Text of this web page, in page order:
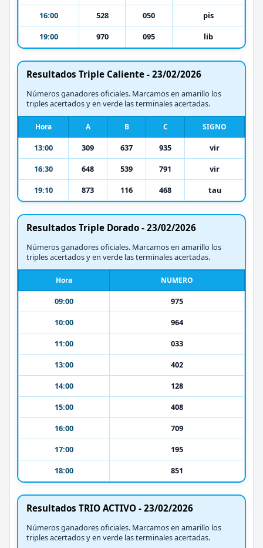
16:00
528 050
pis
19:00
970 095 lib
Resultados Triple Caliente - 23/02/2026
Números ganadores oficiales. Marcamos en amarillo los
triples acertados y en verde las terminales acertadas.
Hora A B C SIGNO
13:00 309 637 935
vir
16:30
648 539 791
vir
19:10
873 116 468 tau
Resultados Triple Dorado - 23/02/2026
Números ganadores oficiales. Marcamos en amarillo los
triples acertados y en verde las terminales acertadas.
Hora NUMERO
09:00
975
10:00
964
11:00
033
13:00
402
14:00
128
15:00
408
16:00
709
17:00
195
18:00
851
Resultados TRIO ACTIVO - 23/02/2026
Números ganadores oficiales. Marcamos en amarillo los
triples acertados y en verde las terminales acertadas.